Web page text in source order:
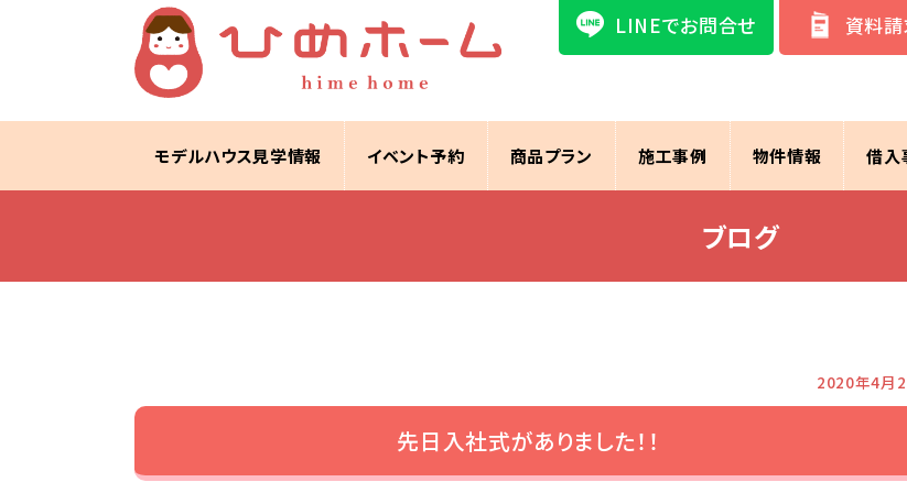
LINEでお問合せ 資料
モデルハウス見学情報 イベント予約 商品プラン 施工事例 物件情報 借入
ブログ
2020年4月2
先日入社式がありました！！